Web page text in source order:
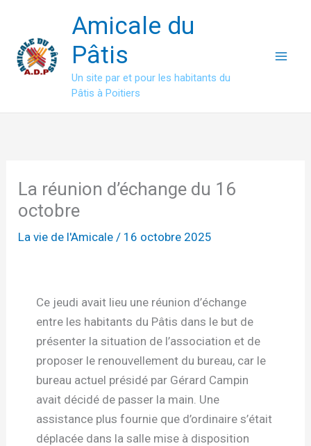
contenu
Amicale du
Pâtis
Un site par et pour les habitants du
Pâtis à Poitiers
La réunion d’échange du 16
octobre
La vie de l'Amicale / 16 octobre 2025
Ce jeudi avait lieu une réunion d’échange
entre les habitants du Pâtis dans le but de
présenter la situation de l’association et de
proposer le renouvellement du bureau, car le
bureau actuel présidé par Gérard Campin
avait décidé de passer la main. Une
assistance plus fournie que d’ordinaire s’était
déplacée dans la salle mise à disposition